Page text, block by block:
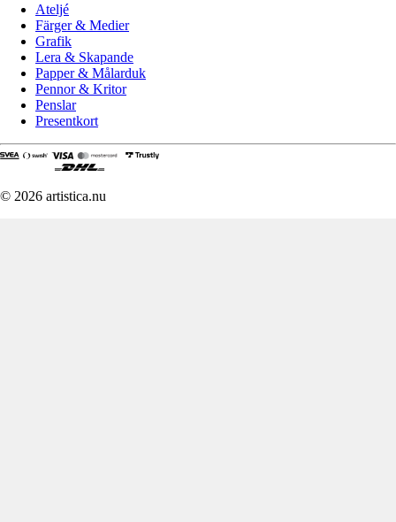
Ateljé
Färger & Medier
Grafik
Lera & Skapande
Papper & Målarduk
Pennor & Kritor
Penslar
Presentkort
© 2026 artistica.nu